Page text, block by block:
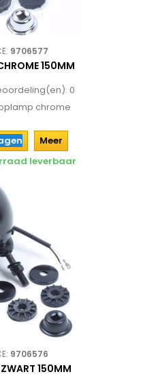
9706577
150MM
0
chrome
Meer
leverbaar
9706576
ZWART 150MM